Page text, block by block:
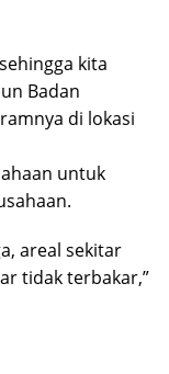
kita
Badan
di lokasi
untuk
areal sekitar
tidak terbakar,”